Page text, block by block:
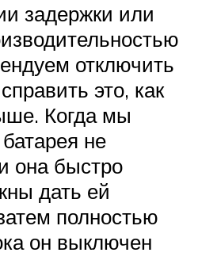
задержки или
отключить
это, как
Когда мы
не
она быстро
дать ей
полностью
он выключен